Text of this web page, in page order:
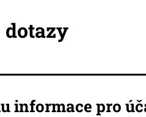
dotazy
informace pro